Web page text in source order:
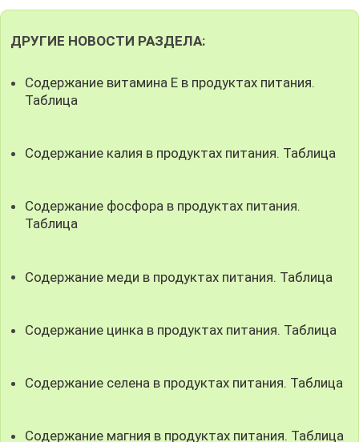
ДРУГИЕ НОВОСТИ РАЗДЕЛА:
Содержание витамина Е в продуктах питания.
Таблица
Содержание калия в продуктах питания. Таблица
Содержание фосфора в продуктах питания.
Таблица
Содержание меди в продуктах питания. Таблица
Содержание цинка в продуктах питания. Таблица
Содержание селена в продуктах питания. Таблица
Содержание магния в продуктах питания. Таблица